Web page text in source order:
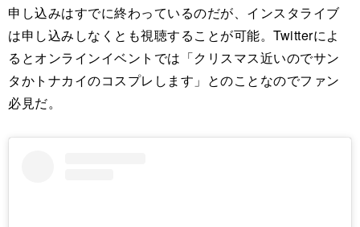
申し込みはすでに終わっているのだが、インスタライブ
は申し込みしなくとも視聴することが可能。Twitterによ
るとオンラインイベントでは「クリスマス近いのでサン
タかトナカイのコスプレします」とのことなのでファン
必見だ。